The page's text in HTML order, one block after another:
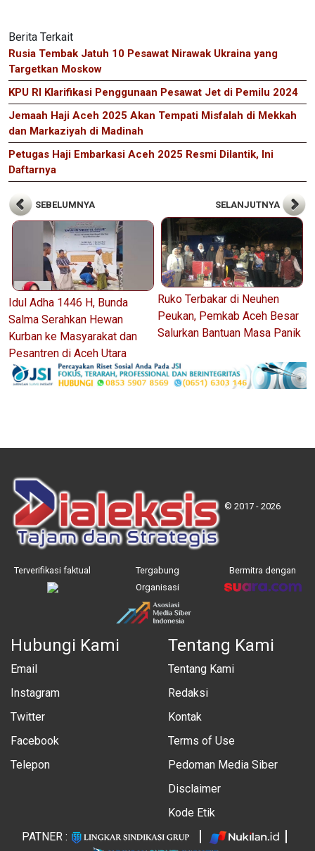
Berita Terkait
Rusia Tembak Jatuh 10 Pesawat Nirawak Ukraina yang
Targetkan Moskow
KPU RI Klarifikasi Penggunaan Pesawat Jet di Pemilu 2024
Jemaah Haji Aceh 2025 Akan Tempati Misfalah di Mekkah
dan Markaziyah di Madinah
Petugas Haji Embarkasi Aceh 2025 Resmi Dilantik, Ini
Daftarnya
SEBELUMNYA
Idul Adha 1446 H, Bunda
Salma Serahkan Hewan
Kurban ke Masyarakat dan
Pesantren di Aceh Utara
SELANJUTNYA
Ruko Terbakar di Neuhen
Peukan, Pemkab Aceh Besar
Salurkan Bantuan Masa Panik
© 2017 - 2026
Terverifikasi faktual
Tergabung
Organisasi
Bermitra dengan
Hubungi Kami
Email
Instagram
Twitter
Facebook
Telepon
Tentang Kami
Tentang Kami
Redaksi
Kontak
Terms of Use
Pedoman Media Siber
Disclaimer
Kode Etik
PATNER :